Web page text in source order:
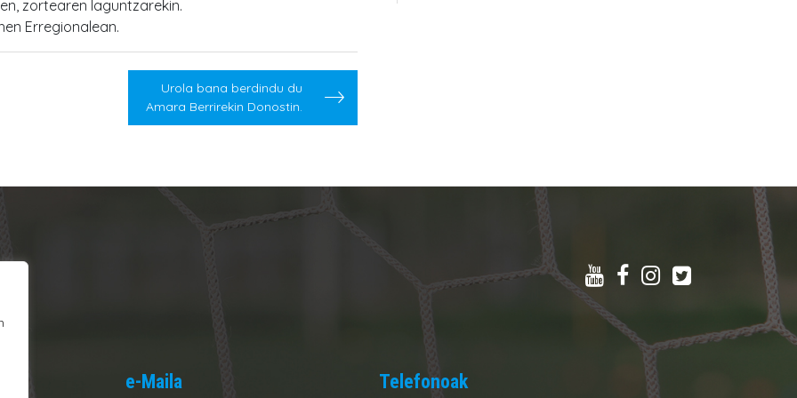
zortearen laguntzarekin.
Erregionalean.
Urola bana berdindu du
Amara Berrirekin Donostin.
e-Maila Telefonoak